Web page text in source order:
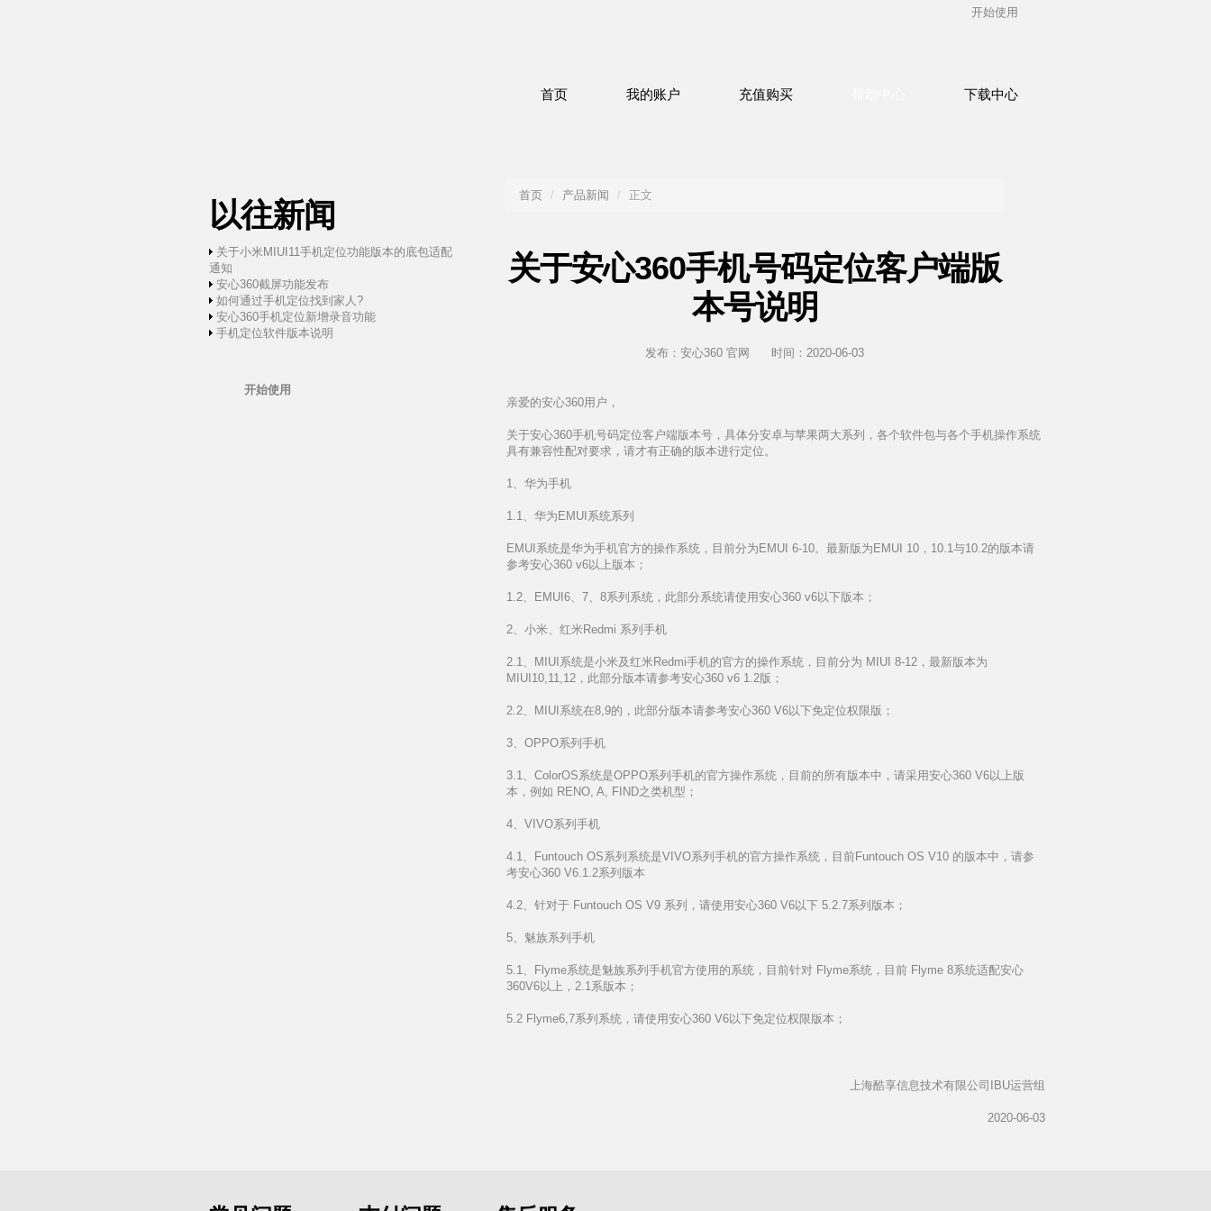
开始使用
首页 我的账户 充值购买 下载中心
以往新闻
关于小米MIUI11手机定位功能版本的底包适配
通知
安心360截屏功能发布
如何通过手机定位找到家人?
安心360手机定位新增录音功能
手机定位软件版本说明
开始使用
首页 / 产品新闻 / 正文
关于安心360手机号码定位客户端版
本号说明
发布：安心360 官网 时间：2020-06-03
亲爱的安心360用户，
关于安心360手机号码定位客户端版本号，具体分安卓与苹果两大系列，各个软件包与各个手机操作系统
具有兼容性配对要求，请才有正确的版本进行定位。
1、华为手机
1.1、华为EMUI系统系列
EMUI系统是华为手机官方的操作系统，目前分为EMUI 6-10。最新版为EMUI 10，10.1与10.2的版本请
参考安心360 v6以上版本；
1.2、EMUI6、7、8系列系统，此部分系统请使用安心360 v6以下版本；
2、小米、红米Redmi 系列手机
2.1、MIUI系统是小米及红米Redmi手机的官方的操作系统，目前分为 MIUI 8-12，最新版本为
MIUI10,11,12，此部分版本请参考安心360 v6 1.2版；
2.2、MIUI系统在8,9的，此部分版本请参考安心360 V6以下免定位权限版；
3、OPPO系列手机
3.1、ColorOS系统是OPPO系列手机的官方操作系统，目前的所有版本中，请采用安心360 V6以上版
本，例如 RENO, A, FIND之类机型；
4、VIVO系列手机
4.1、Funtouch OS系列系统是VIVO系列手机的官方操作系统，目前Funtouch OS V10 的版本中，请参
考安心360 V6.1.2系列版本
4.2、针对于 Funtouch OS V9 系列，请使用安心360 V6以下 5.2.7系列版本；
5、魅族系列手机
5.1、Flyme系统是魅族系列手机官方使用的系统，目前针对 Flyme系统，目前 Flyme 8系统适配安心
360V6以上，2.1系版本；
5.2 Flyme6,7系列系统，请使用安心360 V6以下免定位权限版本；
上海酷享信息技术有限公司IBU运营组
2020-06-03